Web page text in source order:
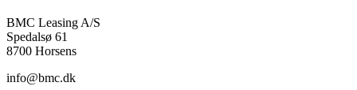
BMC Leasing A/S
Spedalsø 61
8700 Horsens
info@bmc.dk